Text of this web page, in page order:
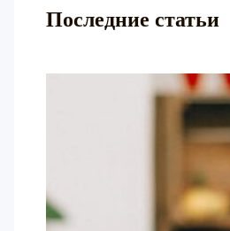
Последние статьи